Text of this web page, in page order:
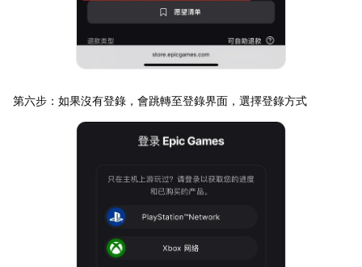
第六步：如果沒有登錄，會跳轉至登錄界面，選擇登錄方式